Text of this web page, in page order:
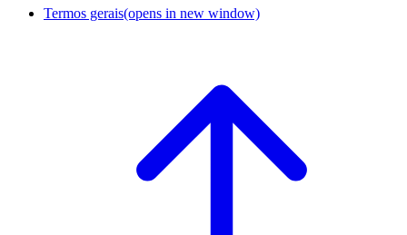
Termos gerais(opens in new window)